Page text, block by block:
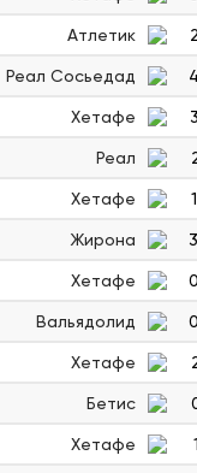
Атлетик 2
Реал Сосьедад 4
Хетафе 3
Реал
Хетафе 1
Жирона 3
Хетафе 0
Вальядолид 0
Хетафе
Бетис
Хетафе 1